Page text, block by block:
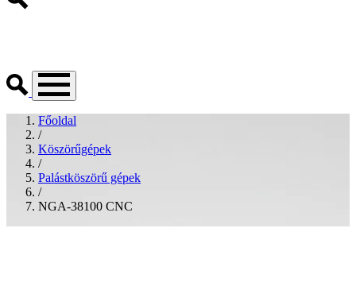
Főoldal
/
Köszörűgépek
/
Palástköszörű gépek
/
NGA-38100 CNC